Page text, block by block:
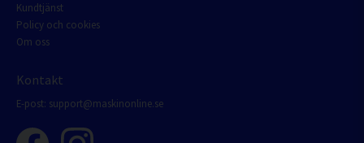
Kundtjänst
Policy och cookies
Om oss
Kontakt
E-post: support@maskinonline.se